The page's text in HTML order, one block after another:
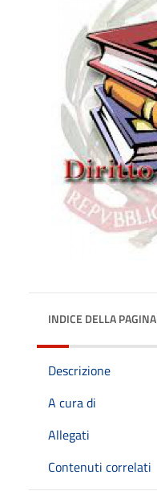
INDICE DELLA PAGINA
Descrizione
A cura di
Allegati
Contenuti correlati